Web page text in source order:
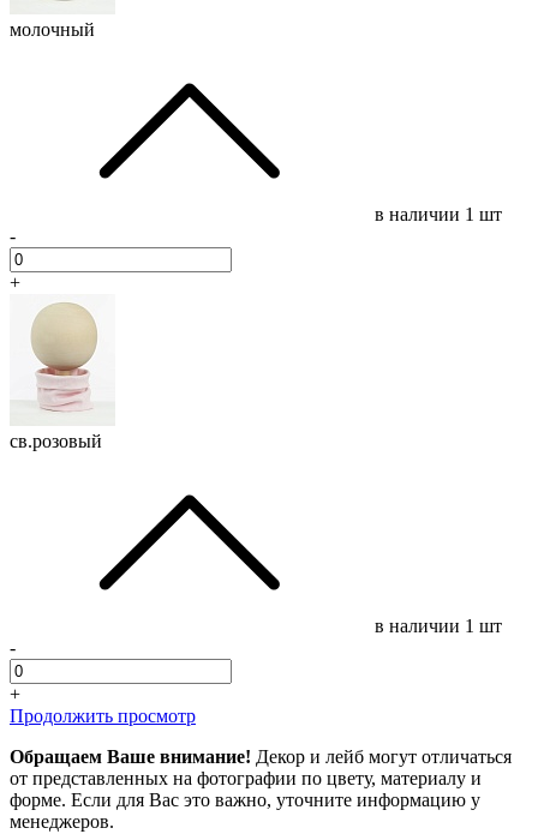
молочный
в наличии 1 шт
-
+
св.розовый
в наличии 1 шт
-
+
Продолжить просмотр
Обращаем Ваше внимание! Декор и лейб могут отличаться
от представленных на фотографии по цвету, материалу и
форме. Если для Вас это важно, уточните информацию у
менеджеров.